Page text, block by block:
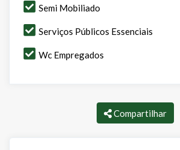
Semi Mobiliado
Serviços Públicos Essenciais
Wc Empregados
Compartilhar